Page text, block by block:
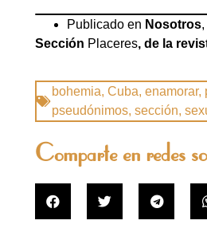
Publicado en Nosotros
Sección Placeres, de la
bohemia, Cuba, enamorar,
pseudónimos, sección,
Comparte en redes